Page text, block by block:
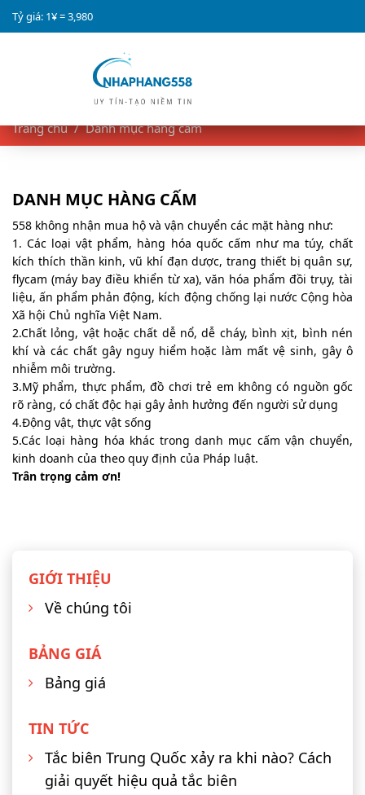
Tỷ giá: 1¥ =3,980
NHẬP
Trang chủ Danh mục hàng cấm
GIỚI THIỆU
Về chúng tôi
BẢNG GIÁ
Bảng giá
TIN TỨC
Tắc biên Trung Quốc xảy ra khi nào? Cách
giải quyết hiệu quả tắc biên
DANH MỤC HÀNG CẤM
558 không nhận mua hộ và vận chuyển các mặt hàng như:
1. Các loại vật phẩm, hàng hóa quốc cấm như ma túy, chất
kích thích thần kinh, vũ khí đạn dược, trang thiết bị quân sự,
flycam (máy bay điều khiển từ xa), văn hóa phẩm đồi trụy, tài
liệu, ấn phẩm phản động, kích động chống lại nước Cộng hòa
Xã hội Chủ nghĩa Việt Nam.
2.Chất lỏng, vật hoặc chất dễ nổ, dễ cháy, bình xịt, bình nén
khí và các chất gây nguy hiểm hoặc làm mất vệ sinh, gây ô
nhiễm môi trường.
3.Mỹ phẩm, thực phẩm, đồ chơi trẻ em không có nguồn gốc
rõ ràng, có chất độc hại gây ảnh hưởng đến người sử dụng
4.Động vật, thực vật sống
5.Các loại hàng hóa khác trong danh mục cấm vận chuyển,
kinh doanh của theo quy định của Pháp luật.
Trân trọng cảm ơn!